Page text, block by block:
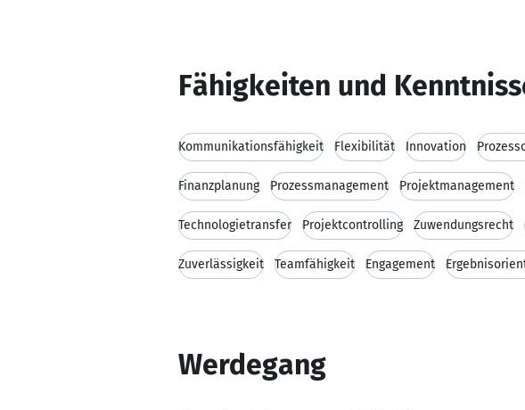
Fähigkeiten und
Kommunikationsfähigkeit Flexibilität Innovation
Finanzplanung Prozessmanagement Projektmanagement
Technologietransfer Projektcontrolling Zuwendungsrecht
Zuverlässigkeit Teamfähigkeit Engagement
Werdegang